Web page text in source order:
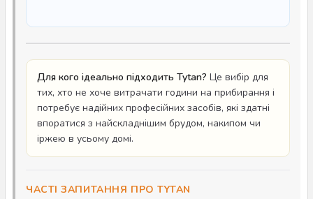
Для кого ідеально підходить Tytan? Це вибір для
тих, хто не хоче витрачати години на прибирання і
потребує надійних професійних засобів, які здатні
впоратися з найскладнішим брудом, накипом чи
іржею в усьому домі.
ЧАСТІ ЗАПИТАННЯ ПРО TYTAN